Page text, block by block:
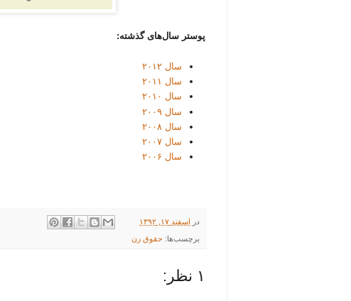
پوستر سال‌های گذشته:
سال ۲۰۱۲
سال ۲۰۱۱
سال ۲۰۱۰
سال ۲۰۰۹
سال ۲۰۰۸
سال ۲۰۰۷
سال ۲۰۰۶
در اسفند ۱۷, ۱۳۹۲
برچسب‌ها: حقوق زن
۱ نظر: